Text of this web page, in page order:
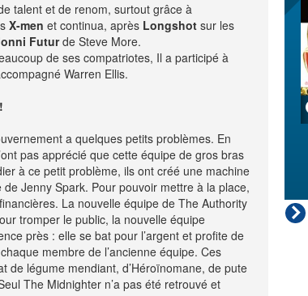
Publicités - Données personnelles Plan du site
talent et de renom, surtout grâce à
X-men et continua, après Longshot sur les
Futurde Steve More.
de ses compatriotes, Il a participé à
Warren Ellis.
a quelques petits problèmes. En
pas apprécié que cette équipe de gros bras
à ce petit problème, ils ont créé une machine
Jenny Spark. Pour pouvoir mettre à la place,
La nouvelle équipe de The Authority
tromper le public, la nouvelle équipe
près : elle se bat pour l’argent et profite de
membre de l’ancienne équipe. Ces
de légume mendiant, d’Héroïnomane, de pute
The Midnighter n’a pas été retrouvé et